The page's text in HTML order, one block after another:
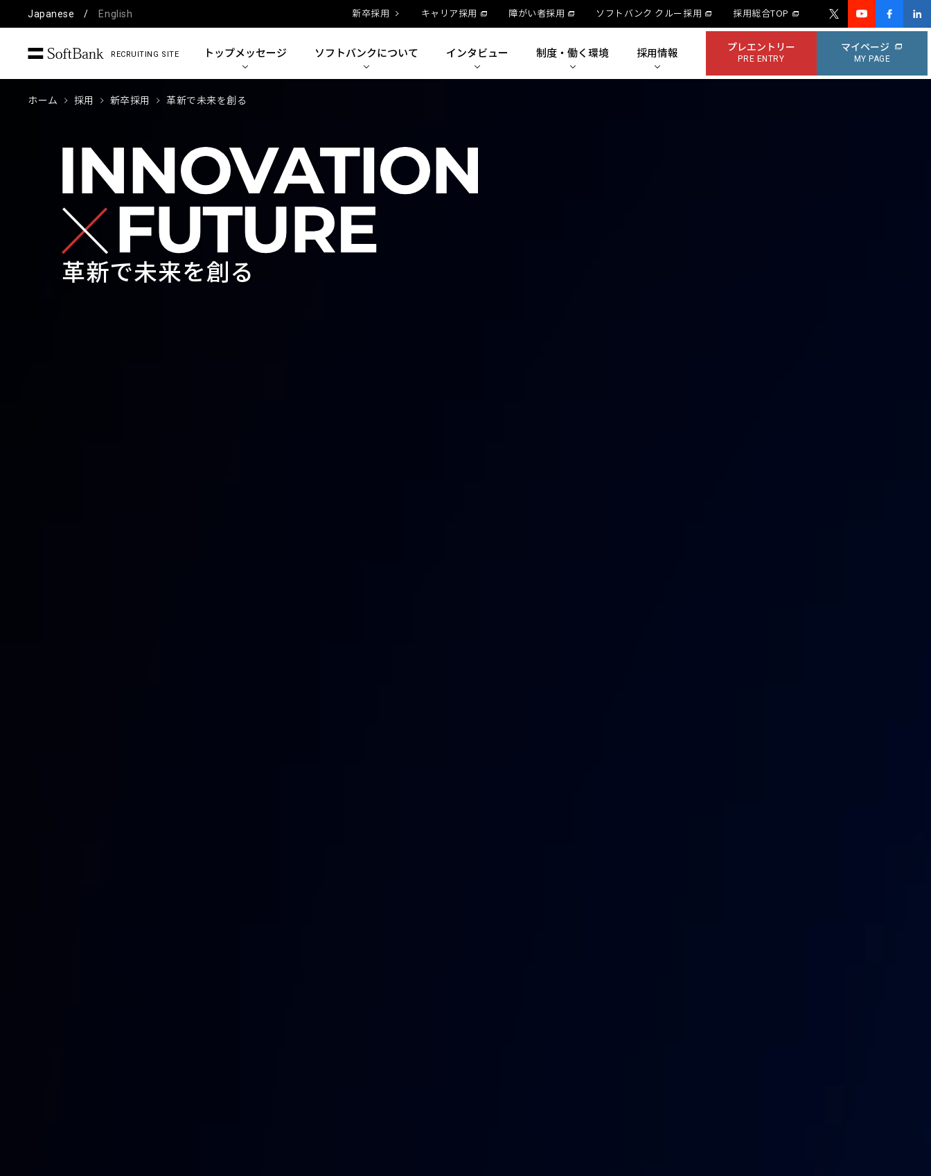
Japanese English 新卒採用 キャリア採用 障がい者採用 ソフトバンク クルー採用 採用総合TOP
RECRUITING SITE トップメッセージ ソフトバンクについて インタビュー 制度・ 働く環境 採用情報 プレエントリー
PRE ENTRY
マイページ
MY PAGE
ホーム 採用 新卒採用 革新で未来を創る
革新で未来を創る